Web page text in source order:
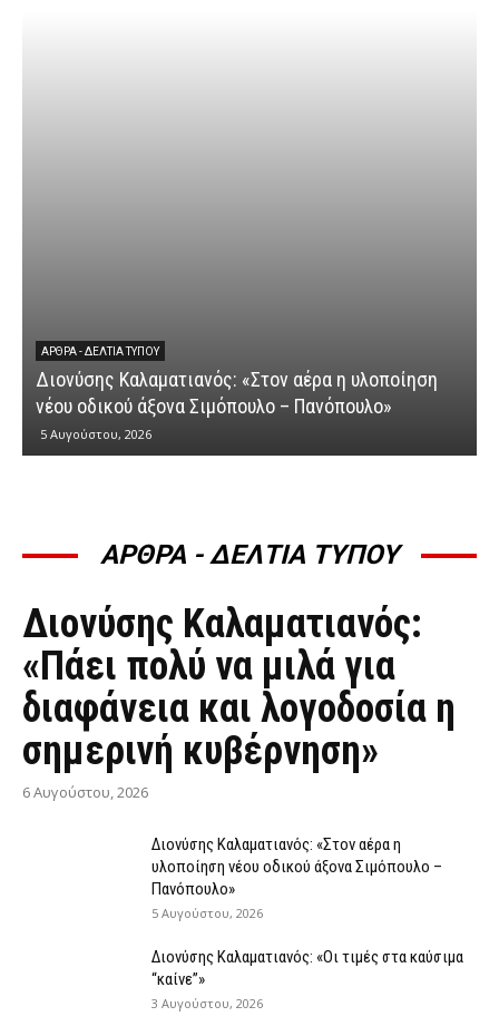
ΆΡΘΡΑ - ΔΕΛΤΊΑ ΤΎΠΟΥ
Διονύσης Καλαματιανός: «Στον αέρα η υλοποίηση
νέου οδικού άξονα Σιμόπουλο – Πανόπουλο»
5 Αυγούστου, 2026
ΑΡΘΡΑ - ΔΕΛΤΙΑ ΤΥΠΟΥ
ΆΡΘΡΑ - ΔΕΛΤΊΑ ΤΎΠΟΥ
Διονύσης Καλαματιανός:
«Πάει πολύ να μιλά για
διαφάνεια και λογοδοσία η
σημερινή κυβέρνηση»
6 Αυγούστου, 2026
Διονύσης Καλαματιανός: «Στον αέρα η
υλοποίηση νέου οδικού άξονα Σιμόπουλο –
Πανόπουλο»
5 Αυγούστου, 2026
Διονύσης Καλαματιανός: «Οι τιμές στα καύσιμα
“καίνε”»
3 Αυγούστου, 2026